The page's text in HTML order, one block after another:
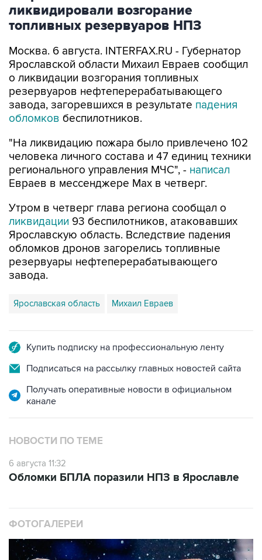
ликвидировали возгорание
топливных резервуаров НПЗ
Москва. 6 августа. INTERFAX.RU - Губернатор
Ярославской области Михаил Евраев сообщил
о ликвидации возгорания топливных
резервуаров нефтеперерабатывающего
завода, загоревшихся в результате падения
обломков беспилотников.
"На ликвидацию пожара было привлечено 102
человека личного состава и 47 единиц техники
регионального управления МЧС", - написал
Евраев в мессенджере Мах в четверг.
Утром в четверг глава региона сообщал о
ликвидации 93 беспилотников, атаковавших
Ярославскую область. Вследствие падения
обломков дронов загорелись топливные
резервуары нефтеперерабатывающего
завода.
Ярославская область Михаил Евраев
Купить подписку на профессиональную ленту
Подписаться на рассылку главных новостей сайта
Получать оперативные новости в официальном
канале
НОВОСТИ ПО ТЕМЕ
6 августа 11:32
Обломки БПЛА поразили НПЗ в Ярославле
ФОТОГАЛЕРЕИ